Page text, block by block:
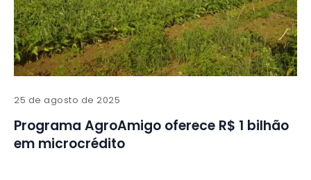
25 de agosto de 2025
Programa AgroAmigo oferece R$ 1 bilhão
em microcrédito